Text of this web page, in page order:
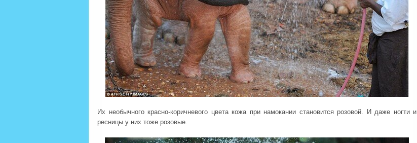
Их необычного красно-коричневого цвета кожа при намокании становится розовой. И даже ногти и
ресницы у них тоже розовые.